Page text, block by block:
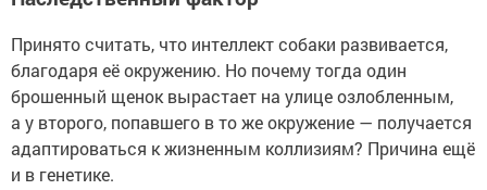
Принято считать, что интеллект собаки развивается,
благодаря её окружению. Но почему тогда один
брошенный щенок вырастает на улице озлобленным,
а у второго, попавшего в то же окружение — получается
адаптироваться к жизненным коллизиям? Причина ещё
и в генетике.